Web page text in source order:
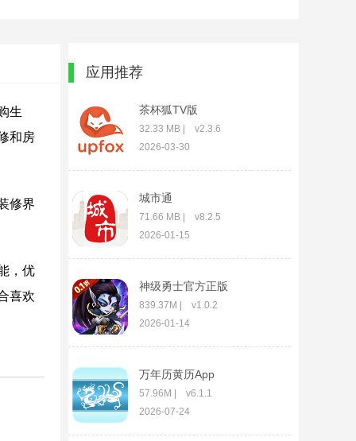
生
和房
修界
，优
喜欢
应用推荐
茶杯狐TV版
32.33 MB | v2.3.6
2026-03-30
城市通
71.66 MB | v8.2.5
2026-01-15
神级勇士官方正版
839.37M | v1.0.2
2026-01-14
万年历黄历App
57.96M | v6.1.1
2026-07-24